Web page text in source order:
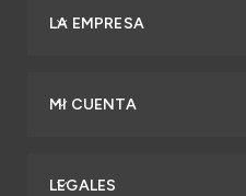
LA EMPRESA
MI CUENTA
LEGALES